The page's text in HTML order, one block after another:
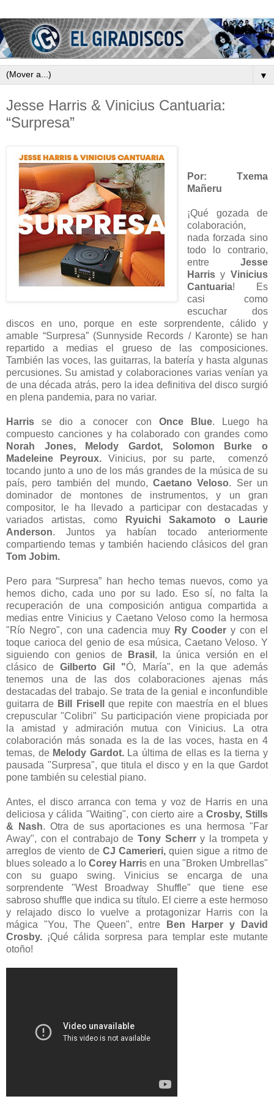
▼
Jesse Harris & Vinicius Cantuaria:
“Surpresa”
Por: Txema
Mañeru
¡Qué gozada de
colaboración,
nada forzada sino
todo lo contrario,
entre Jesse
HarrisyVinicius
Cantuaria! Es
casi como
escuchar dos
discos en uno, porque en este sorprendente, cálido y
amable “Surpresa” (Sunnyside Records / Karonte) se han
repartido a medias el grueso de las composiciones.
También las voces, las guitarras, la batería y hasta algunas
percusiones. Su amistad y colaboraciones varias venían ya
de una década atrás, pero la idea definitiva del disco surgió
en plena pandemia, para no variar.
Harrisse dio a conocer con Once Blue. Luego ha
compuesto canciones y ha colaborado con grandes como
Norah Jones, Melody Gardot, Solomon Burke o
Madeleine Peyroux. Vinicius, por su parte, comenzó
tocando junto a uno de los más grandes de la música de su
país, pero también del mundo, Caetano Veloso. Ser un
dominador de montones de instrumentos, y un gran
compositor, le ha llevado a participar con destacadas y
variados artistas, como
Ryuichi Sakamoto o Laurie
Anderson. Juntos ya habían tocado anteriormente
compartiendo temas y también haciendo clásicos del gran
Tom Jobim.
Pero para “Surpresa” han hecho temas nuevos, como ya
hemos dicho, cada uno por su lado. Eso sí, no falta la
recuperación de una composición antigua compartida a
medias entre Vinicius y Caetano Veloso como la hermosa
"Río Negro", con una cadencia muy Ry Cooder y con el
toque carioca del genio de esa música, Caetano Veloso. Y
siguiendo con genios de
Brasil , la única versión en el
clásico deGilberto Gil "Ó, María", en la que además
tenemos una de las dos colaboraciones ajenas más
destacadas del trabajo. Se trata de la genial e inconfundible
guitarra de Bill Frisell que repite con maestría en el blues
crepuscular "Colibri" Su participación viene propiciada por
la amistad y admiración mutua con Vinicius. La otra
colaboración más sonada es la de las voces, hasta en 4
temas, de Melody Gardot. La última de ellas es la tierna y
pausada "Surpresa", que titula el disco y en la que Gardot
pone también su celestial piano.
Antes, el disco arranca con tema y voz de Harris en una
deliciosa y cálida "Waiting", con cierto aire a Crosby, Stills
& Nash. Otra de sus aportaciones es una hermosa "Far
Away", con el contrabajo de Tony Scherry la trompeta y
arreglos de viento de CJ Camerieri,quien sigue a ritmo de
blues soleado a lo Corey Harris en una "Broken Umbrellas"
con su guapo swing. Vinicius se encarga de una
sorprendente "West Broadway Shuffle" que tiene ese
sabroso shuffle que indica su título. El cierre a este hermoso
y relajado disco lo vuelve a protagonizar Harris con la
mágica "You, The Queen", entre
Ben Harper y David
Crosby. ¡Qué cálida sorpresa para templar este mutante
otoño!